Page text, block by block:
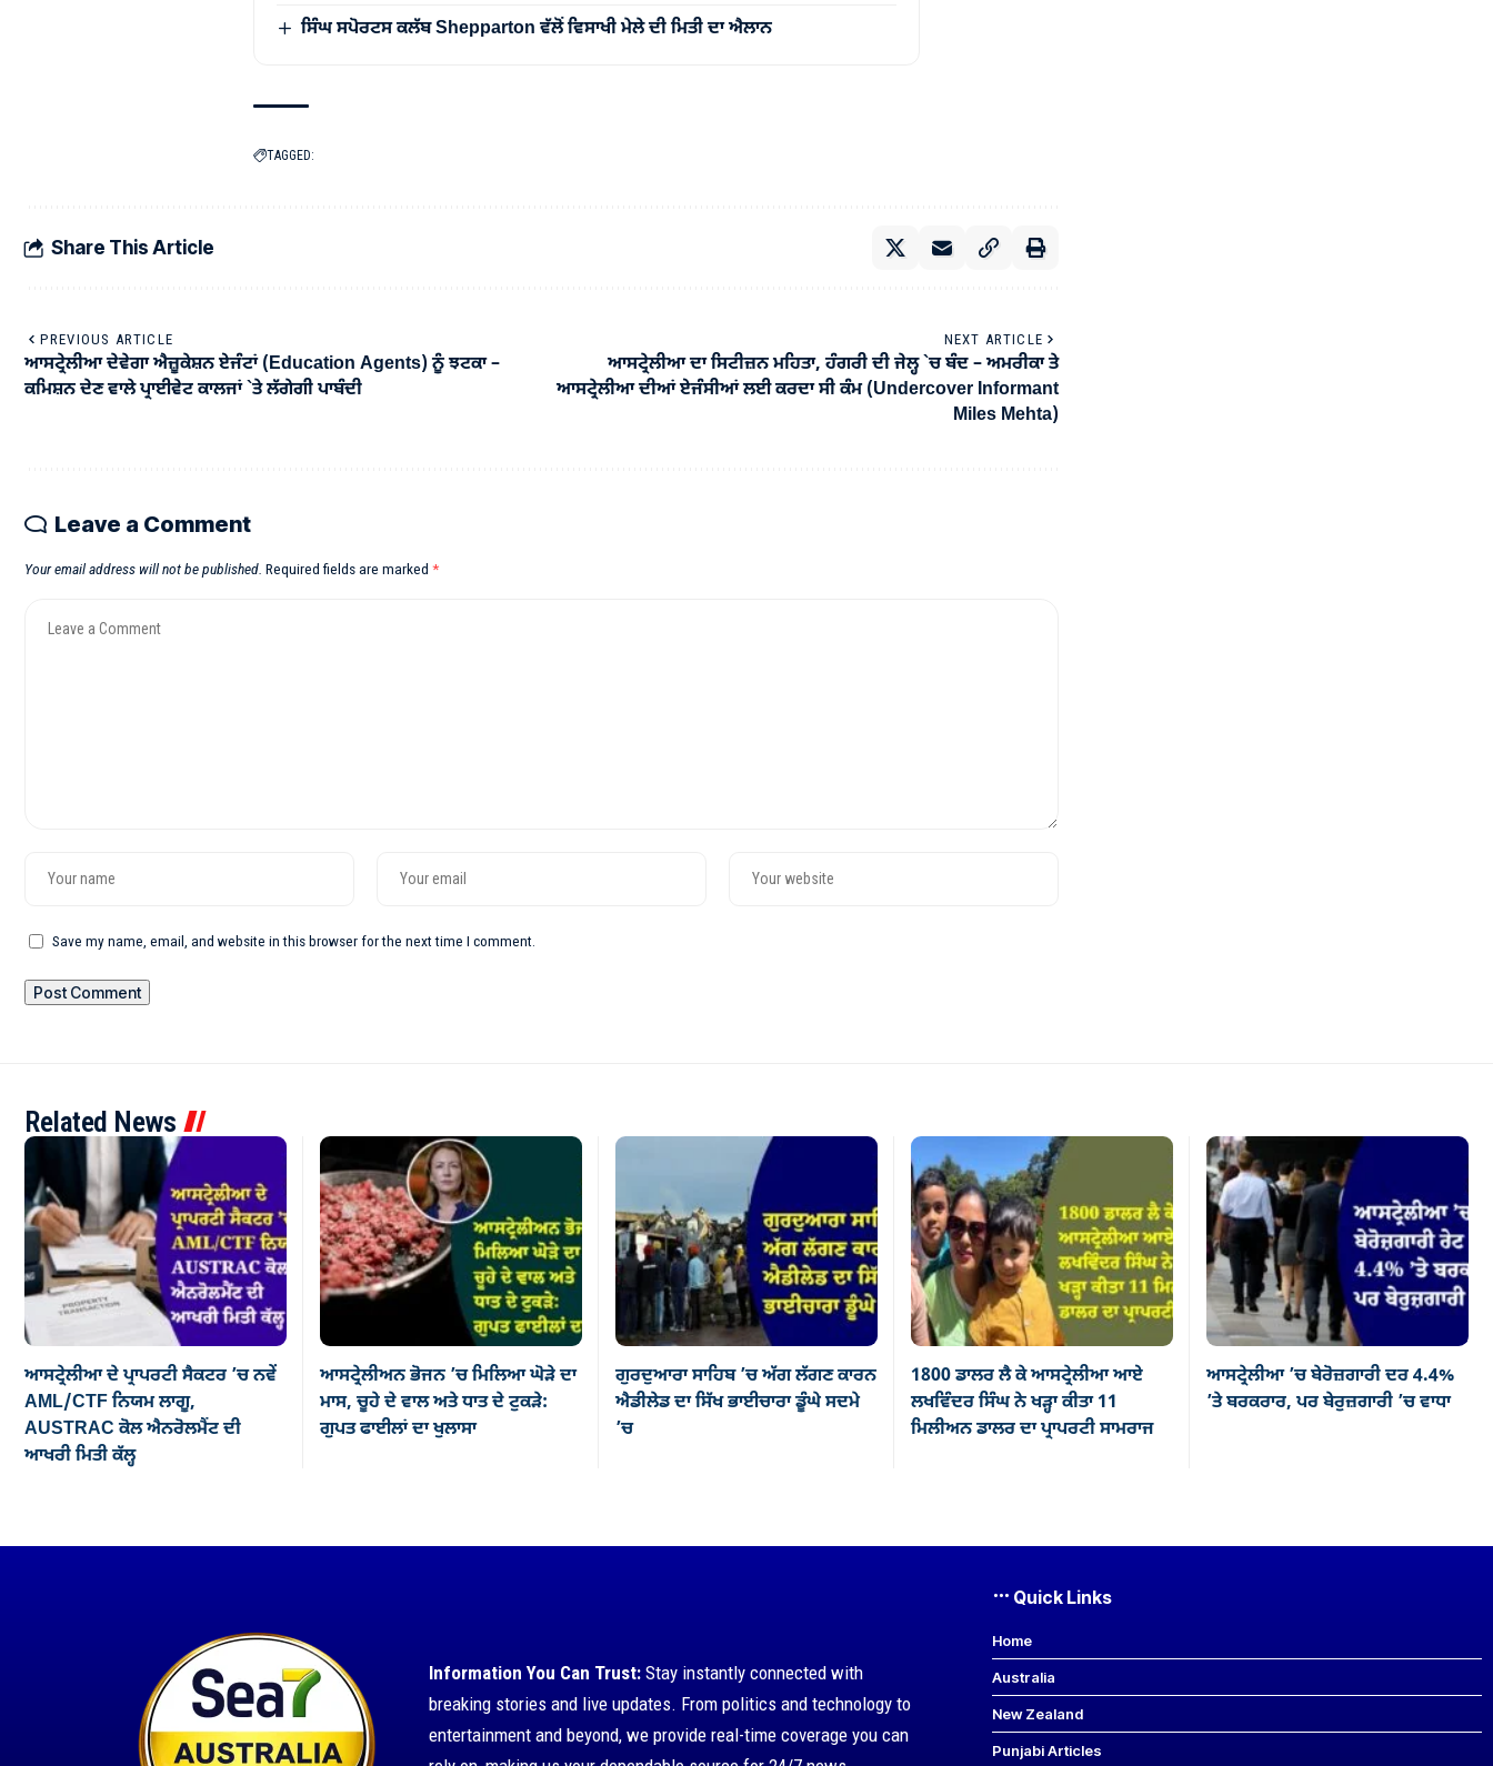
ਸਿੰਘ ਸਪੋਰਟਸ ਕਲੱਬ Shepparton ਵੱਲੋਂ ਵਿਸਾਖੀ ਮੇਲੇ ਦੀ ਮਿਤੀ ਦਾ ਐਲਾਨ
TAGGED:
Share This Article
PREVIOUS ARTICLE
ਆਸਟ੍ਰੇਲੀਆ ਦੇਵੇਗਾ ਐਜ਼ੂਕੇਸ਼ਨ ਏਜੰਟਾਂ (Education Agents) ਨੂੰ ਝਟਕਾ –
ਕਮਿਸ਼ਨ ਦੇਣ ਵਾਲੇ ਪ੍ਰਾਈਵੇਟ ਕਾਲਜਾਂ `ਤੇ ਲੱਗੇਗੀ ਪਾਬੰਦੀ
NEXT ARTICLE
ਆਸਟ੍ਰੇਲੀਆ ਦਾ ਸਿਟੀਜ਼ਨ ਮਹਿਤਾ, ਹੰਗਰੀ ਦੀ ਜੇਲ੍ਹ `ਚ ਬੰਦ – ਅਮਰੀਕਾ ਤੇ
ਆਸਟ੍ਰੇਲੀਆ ਦੀਆਂ ਏਜੰਸੀਆਂ ਲਈ ਕਰਦਾ ਸੀ ਕੰਮ (Undercover Informant
Miles Mehta)
Leave a Comment
Your email address will not be published. Required fields are marked *
Save my name, email, and website in this browser for the next time I comment.
Related News
ਆਸਟ੍ਰੇਲੀਆ ਦੇ ਪ੍ਰਾਪਰਟੀ ਸੈਕਟਰ ’ਚ ਨਵੇਂ
AML/CTF ਨਿਯਮ ਲਾਗੂ,
AUSTRAC ਕੋਲ ਐਨਰੋਲਮੈਂਟ ਦੀ
ਆਖਰੀ ਮਿਤੀ ਕੱਲ੍ਹ
ਆਸਟ੍ਰੇਲੀਅਨ ਭੋਜਨ ’ਚ ਮਿਲਿਆ ਘੋੜੇ ਦਾ
ਮਾਸ, ਚੂਹੇ ਦੇ ਵਾਲ ਅਤੇ ਧਾਤ ਦੇ ਟੁਕੜੇ:
ਗੁਪਤ ਫਾਈਲਾਂ ਦਾ ਖੁਲਾਸਾ
ਗੁਰਦੁਆਰਾ ਸਾਹਿਬ ’ਚ ਅੱਗ ਲੱਗਣ ਕਾਰਨ
ਐਡੀਲੇਡ ਦਾ ਸਿੱਖ ਭਾਈਚਾਰਾ ਡੂੰਘੇ ਸਦਮੇ
’ਚ
1800 ਡਾਲਰ ਲੈ ਕੇ ਆਸਟ੍ਰੇਲੀਆ ਆਏ
ਲਖਵਿੰਦਰ ਸਿੰਘ ਨੇ ਖੜ੍ਹਾ ਕੀਤਾ 11
ਮਿਲੀਅਨ ਡਾਲਰ ਦਾ ਪ੍ਰਾਪਰਟੀ ਸਾਮਰਾਜ
ਆਸਟ੍ਰੇਲੀਆ ’ਚ ਬੇਰੋਜ਼ਗਾਰੀ ਦਰ 4.4%
’ਤੇ ਬਰਕਰਾਰ, ਪਰ ਬੇਰੁਜ਼ਗਾਰੀ ’ਚ ਵਾਧਾ
Information You Can Trust: Stay instantly connected with
breaking stories and live updates. From politics and technology to
entertainment and beyond, we provide real-time coverage you can
Quick Links
Home
Australia
New Zealand
Punjabi Articles